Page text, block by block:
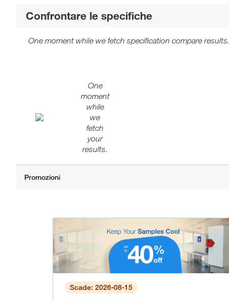
Confrontare le specifiche
One moment while we fetch specification compare results.
One
moment
while
we
fetch
your
results.
Scade: 2026-08-15